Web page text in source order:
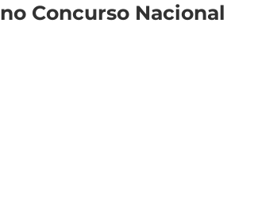
no Concurso Nacional